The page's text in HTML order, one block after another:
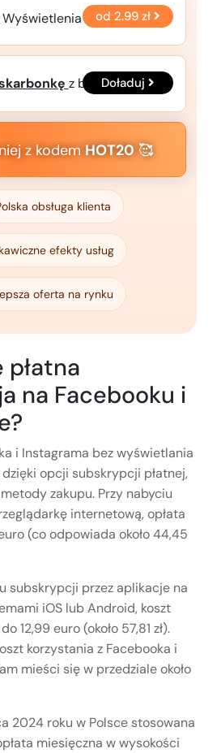
od 2.99 zł
z bonusem!
Doładuj
z kodemHOT20 🥰
obsługa klienta
efekty usług
oferta na rynku
płatna
na Facebooku i
i Instagrama bez wyświetlania
opcji subskrypcji płatnej,
zakupu. Przy nabyciu
internetową, opłata
(co odpowiada około 44,45
subskrypcji przez aplikacje na
iOS lub Android, koszt
12,99 euro (około 57,81 zł).
korzystania z Facebooka i
mieści się w przedziale około
2024 roku w Polsce stosowana
miesięczna w wysokości